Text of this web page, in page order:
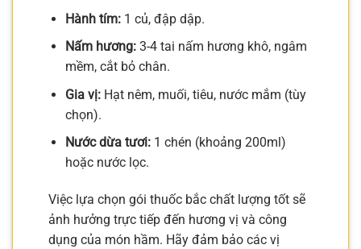
Hành tím:1 củ, đập dập.
Nấm hương:3-4 tai nấm hương khô, ngâm
mềm, cắt bỏ chân.
Gia vị:Hạt nêm, muối, tiêu, nước mắm (tùy
chọn).
Nước dừa tươi:1 chén (khoảng 200ml)
hoặc nước lọc.
Việc lựa chọn gói thuốc bắc chất lượng tốt sẽ
ảnh hưởng trực tiếp đến hương vị và công
dụng của món hầm. Hãy đảm bảo các vị